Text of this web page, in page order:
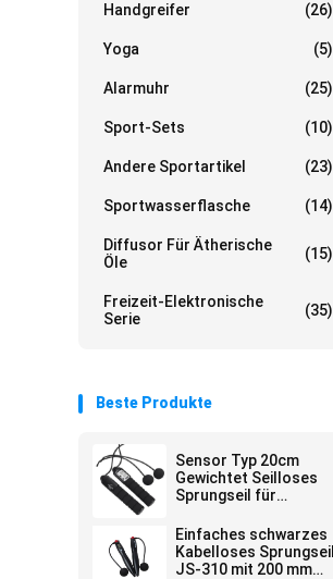
Handgreifer (26)
Yoga (5)
Alarmuhr (25)
Sport-Sets (10)
Andere Sportartikel (23)
Sportwasserflasche (14)
Diffusor Für Ätherische
Öle
(15)
Freizeit-Elektronische
Serie
(35)
Beste Produkte
Sensor Typ 20cm
Gewichtet Seilloses
Sprungseil für
Einfaches schwarzes
Kabelloses Sprungseil
JS-310 mit 200 mm